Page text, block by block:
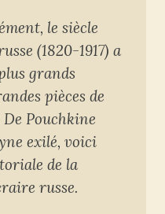
le siècle
(1820-1917) a
grands
pièces de
Pouchkine
exilé, voici
de la
russe.